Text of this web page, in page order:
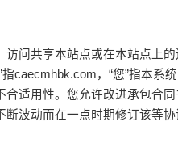
问共享本站点或在本站点上
caecmhbk.com，“您”指本系
适用性。您允许改进承包合
波动而在一点时期修订该等